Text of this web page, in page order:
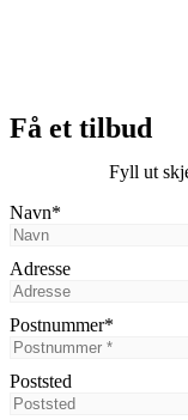
Få et tilbud
Fyll ut
Navn*
Adresse
Postnummer*
Poststed